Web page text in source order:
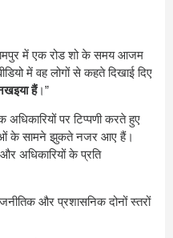
में एक रोड शो के समय आजम
में वह लोगों से कहते दिखाई दिए
हैं।”
पर टिप्पणी करते हुए
के सामने झुकते नजर आए हैं।
अधिकारियों के प्रति
और प्रशासनिक दोनों स्तरों